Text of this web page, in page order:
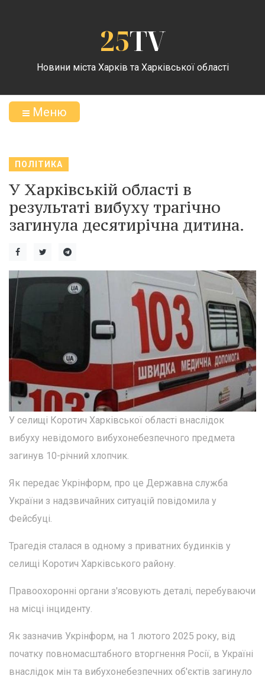
25TV
Новини міста Харків та Харківської області
Меню
ПОЛІТИКА
У Харківській області в
результаті вибуху трагічно
загинула десятирічна дитина.
У селищі Коротич Харківської області внаслідок
вибуху невідомого вибухонебезпечного предмета
загинув 10-річний хлопчик.
Як передає Укрінформ, про це Державна служба
України з надзвичайних ситуацій повідомила у
Фейсбуці.
Трагедія сталася в одному з приватних будинків у
селищі Коротич Харківського району.
Правоохоронні органи з'ясовують деталі, перебуваючи
на місці інциденту.
Як зазначив Укрінформ, на 1 лютого 2025 року, від
початку повномасштабного вторгнення Росії, в Україні
внаслідок мін та вибухонебезпечних об'єктів загинуло